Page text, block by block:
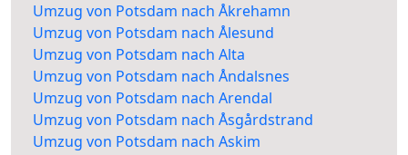
Umzug von Potsdam nach Åkrehamn
Umzug von Potsdam nach Ålesund
Umzug von Potsdam nach Alta
Umzug von Potsdam nach Åndalsnes
Umzug von Potsdam nach Arendal
Umzug von Potsdam nach Åsgårdstrand
Umzug von Potsdam nach Askim